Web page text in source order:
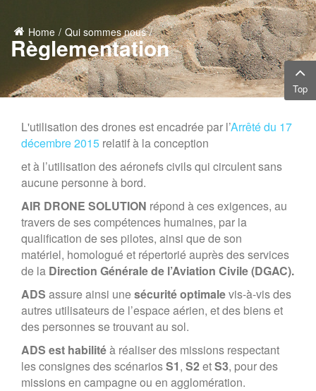
Home Qui sommes nous
Règlementation
L'utilisation des drones est encadrée par l’Arrêté du 17
décembre 2015 relatif à la conception
et à l’utilisation des aéronefs civils qui circulent sans
aucune personne à bord.
AIR DRONE SOLUTION répond à ces exigences, au
travers de ses compétences humaines, par la
qualification de ses pilotes, ainsi que de son
matériel, homologué et répertorié auprès des services
de la Direction Générale de l’Aviation Civile (DGAC).
ADS assure ainsi unesécurité optimalevis-à-vis des
autres utilisateurs de l’espace aérien, et des biens et
des personnes se trouvant au sol.
ADS est habilitéà réaliser des missions respectant
les consignes des scénariosS1, S2etS3, pour des
missions en campagne ou en agglomération.
Top